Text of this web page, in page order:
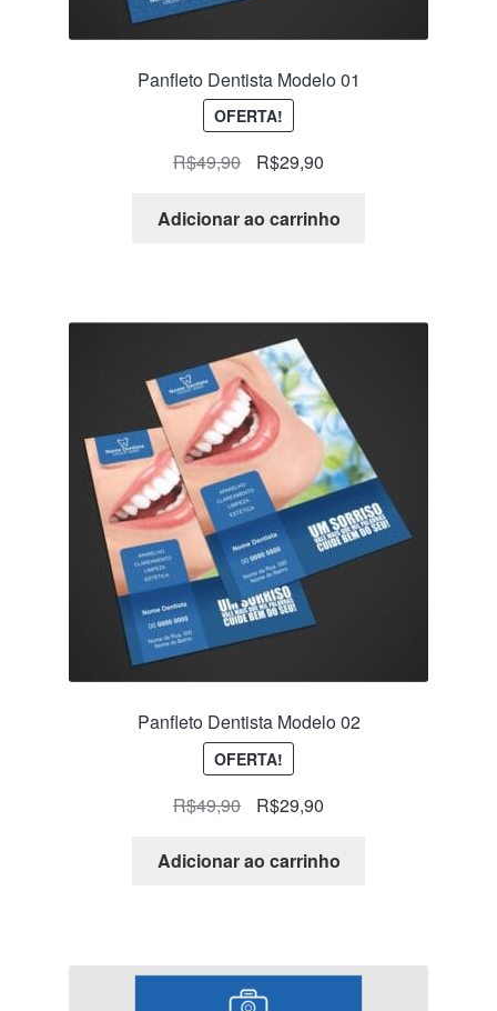
Panfleto Dentista Modelo 01
OFERTA!
R$49,90 R$29,90
Adicionar ao carrinho
Panfleto Dentista Modelo 02
OFERTA!
R$49,90 R$29,90
Adicionar ao carrinho